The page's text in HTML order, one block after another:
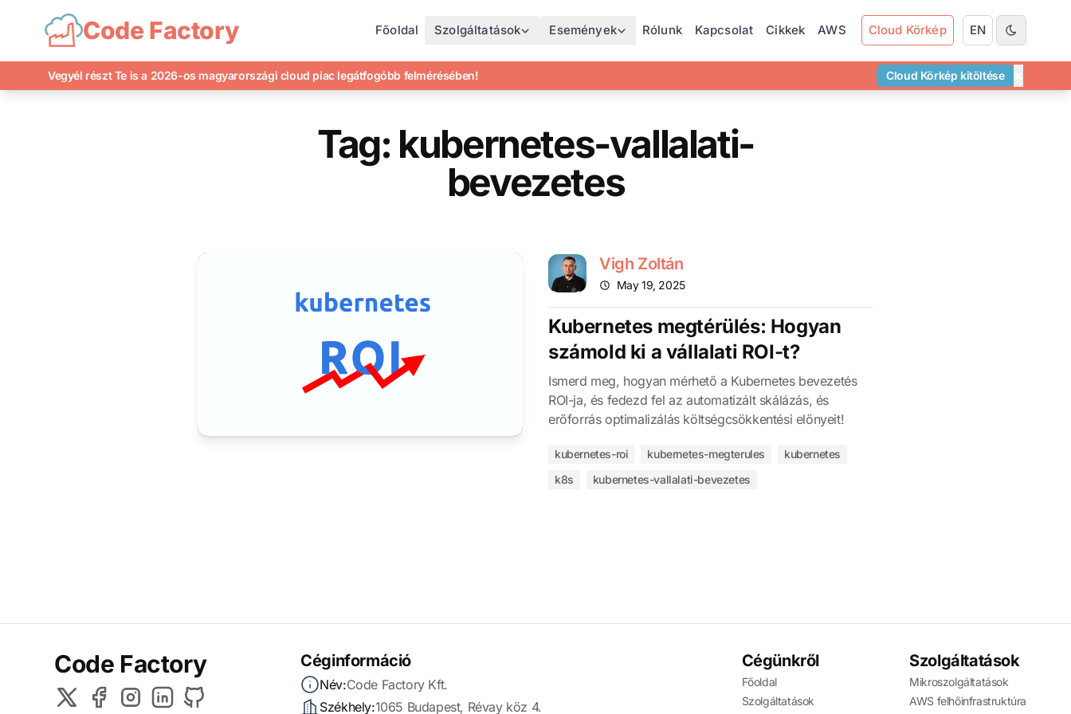
Code Factory Főoldal Szolgáltatások Események Rólunk Kapcsolat Cikkek AWS Cloud Körkép EN
Vegyél részt Te is a 2026-os magyarországi cloud piac legátfogóbb felmérésében! Cloud Körkép kitöltése
Tag: kubernetes-vallalati-
bevezetes
Vigh Zoltán
May 19, 2025
Kubernetes megtérülés: Hogyan
számold ki a vállalati ROI-t?
Ismerd meg, hogyan mérhető a Kubernetes bevezetés
ROI-ja, és fedezd fel az automatizált skálázás, és
erőforrás optimalizálás költségcsökkentési előnyeit!
kubernetes-roi kubernetes-megterules
kubernetes
k8s
kubernetes-vallalati-bevezetes
Code Factory Céginformáció
Név:Code Factory Kft.
Székhely:1065 Budapest, Révay köz 4.
Cégünkről
Főoldal
Szolgáltatások
Szolgáltatások
Mikroszolgáltatások
AWS felhőinfrastruktúra